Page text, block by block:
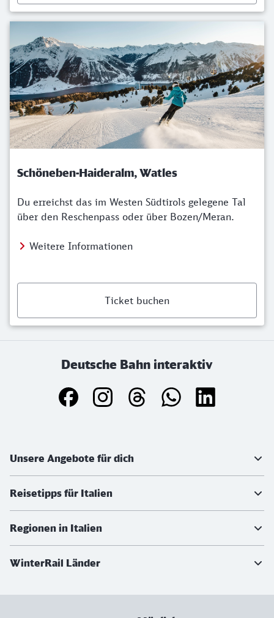
Schöneben-Haideralm, Watles
Du erreichst das im Westen Südtirols gelegene Tal
über den Reschenpass oder über Bozen/Meran.
Weitere Informationen
Ticket buchen
Deutsche Bahn interaktiv
Unsere Angebote für dich
Reisetipps für Italien
Regionen in Italien
WinterRail Länder